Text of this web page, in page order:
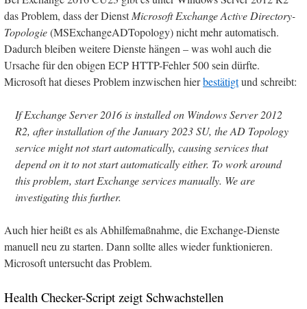
das Problem, dass der DienstMicrosoft Exchange Active Directory-
Topologie(MSExchangeADTopology) nicht mehr automatisch.
Dadurch bleiben weitere Dienste hängen – was wohl auch die
Ursache für den obigen ECP HTTP-Fehler 500 sein dürfte.
Microsoft hat dieses Problem inzwischen hierbestätigtund schreibt:
If Exchange Server 2016 is installed on Windows Server 2012
R2, after installation of the January 2023 SU, the AD Topology
service might not start automatically, causing services that
depend on it to not start automatically either. To work around
this problem, start Exchange services manually. We are
investigating this further.
Auch hier heißt es als Abhilfemaßnahme, die Exchange-Dienste
manuell neu zu starten. Dann sollte alles wieder funktionieren.
Microsoft untersucht das Problem.
Health Checker-Script zeigt Schwachstellen